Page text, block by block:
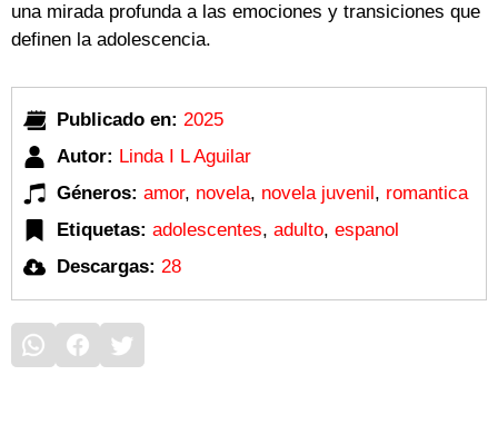
una mirada profunda a las emociones y transiciones que
definen la adolescencia.
Publicado en: 2025
Autor: Linda I L Aguilar
Géneros: amor, novela, novela juvenil, romantica
Etiquetas: adolescentes, adulto, espanol
Descargas: 28